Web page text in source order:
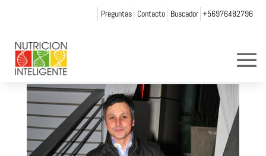
Preguntas Contacto Buscador +56976482796
SVM_8522
porandrea chicurel